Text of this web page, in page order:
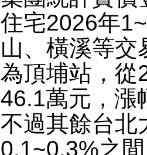
住宅2026年
山、橫溪等交
為頂埔站，從
46.1萬元，漲
不過其餘台北
0.1~0.3%之